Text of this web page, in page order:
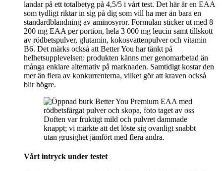
landar på ett totalbetyg på 4,5/5 i vårt test. Det här är en EAA
som tydligt riktar in sig på dig som vill ha mer än bara en
standardblandning av aminosyror. Formulan sticker ut med 8
200 mg EAA per portion, hela 3 000 mg leucin samt tillskott
av rödbetspulver, glutamin, kokosvattenpulver och vitamin
B6. Det märks också att Better You har tänkt på
helhetsupplevelsen: produkten känns mer genomarbetad än
många enklare alternativ på marknaden. Samtidigt kostar den
mer än flera av konkurrenterna, vilket gör att kraven också
blir högre.
Doften var fruktigt mild och pulvret dammade
knappt; vi märkte att det löste sig ovanligt snabbt
utan grusighet jämfört med flera andra.
Vårt intryck under testet